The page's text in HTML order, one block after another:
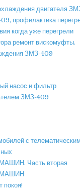
двигателя
профилактика
когда уже перегрели
ремонт вискомуфты.
ЗМЗ-409
насос и фильтр
ЗМЗ-409
с
Часть вторая
покоя!